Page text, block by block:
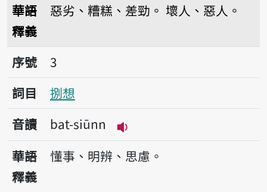
華語
釋義
惡劣、糟糕、差勁。 壞人、惡人。
序號3捌想
序號
3
詞目
捌想
音讀
bat-siūnn
播放音讀bat-siūnn
華語
釋義
懂事、明辨、思慮。